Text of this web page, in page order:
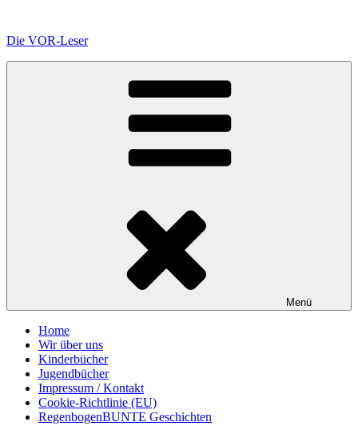
springen
Die VOR-Leser
Menü
Home
Wir über uns
Kinderbücher
Jugendbücher
Impressum / Kontakt
Cookie-Richtlinie (EU)
RegenbogenBUNTE Geschichten